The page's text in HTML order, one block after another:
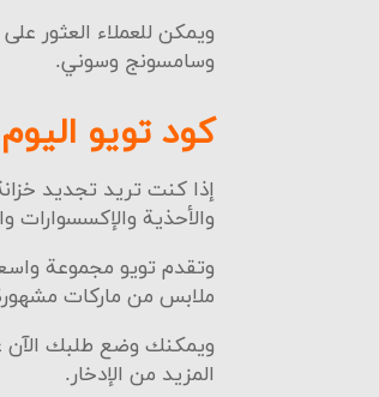
ويمكن للعملاء العثور
وسامسونج وسوني.
كود تويو
إذا كنت تريد تجديد
والأحذية والإكسسوارات
وتقدم تويو مجموعة
ملابس من ماركات
ويمكنك وضع طلبك الآن
المزيد من الإدخار.